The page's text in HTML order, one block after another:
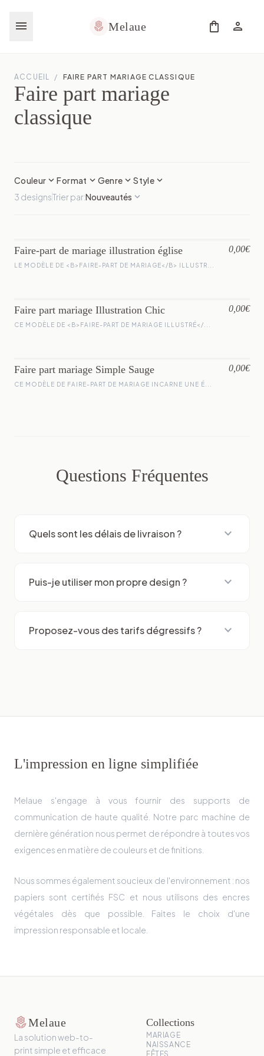
menu local_florist Melaue shopping_bag person
ACCUEIL / FAIRE PART MARIAGE CLASSIQUE
Faire part mariage
classique
Couleur expand_moreFormat expand_more Genre expand_moreStyle expand_more
3 designsTrier par:Nouveautés expand_more
Faire-part de mariage illustration église
LE MODÈLE DE <B>FAIRE-PART DE MARIAGE</B> ILLUSTR...
0,00€
Faire part mariage Illustration Chic
CE MODÈLE DE <B>FAIRE-PART DE MARIAGE ILLUSTRÉ</...
0,00€
Faire part mariage Simple Sauge
CE MODÈLE DE FAIRE-PART DE MARIAGE INCARNE UNE É...
0,00€
Questions Fréquentes
Quels sont les délais de livraison ? expand_more
Puis-je utiliser mon propre design ? expand_more
Proposez-vous des tarifs dégressifs ? expand_more
L'impression en ligne simplifiée
Melaue s'engage à vous fournir des supports de
communication de haute qualité. Notre parc machine de
dernière génération nous permet de répondre à toutes vos
exigences en matière de couleurs et de finitions.
Nous sommes également soucieux de l'environnement : nos
papiers sont certifiés FSC et nous utilisons des encres
végétales dès que possible. Faites le choix d'une
impression responsable et locale.
local_floristMelaue
La solution web-to-
print simple et efficace
Collections
MARIAGE
NAISSANCE
FÊTES